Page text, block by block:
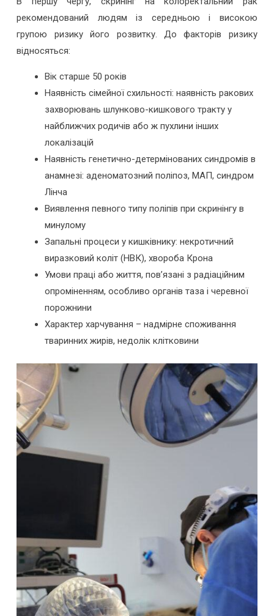
рекомендований людям із середньою і високою
групою ризику його розвитку. До факторів ризику
відносяться:
Вік старше 50 років
Наявність сімейної схильності: наявність ракових
захворювань шлунково-кишкового тракту у
найближчих родичів або ж пухлини інших
локалізацій
Наявність генетично-детермінованих синдромів в
анамнезі: аденоматозний поліпоз, МАП, синдром
Лінча
Виявлення певного типу поліпів при скринінгу в
минулому
Запальні процеси у кишківнику: некротичний
виразковий коліт (НВК), хвороба Крона
Умови праці або життя, пов’язані з радіаційним
опроміненням, особливо органів таза і черевної
порожнини
Характер харчування – надмірне споживання
тваринних жирів, недолік клітковини